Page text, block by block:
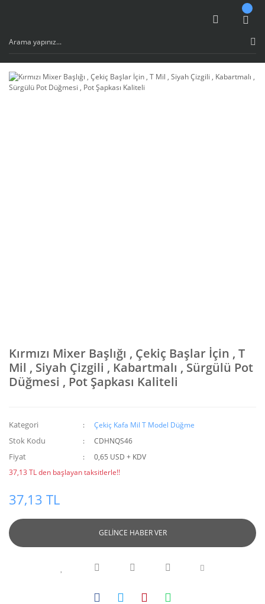
Kırmızı Mixer Başlığı , Çekiç Başlar İçin , T
Mil , Siyah Çizgili , Kabartmalı , Sürgülü Pot
Düğmesi , Pot Şapkası Kaliteli
Kategori Çekiç Kafa Mil T Model Düğme
Stok Kodu CDHNQS46
Fiyat
0,65 USD + KDV
37,13 TL den başlayan taksitlerle!!
37,13 TL
GELİNCE HABER VER